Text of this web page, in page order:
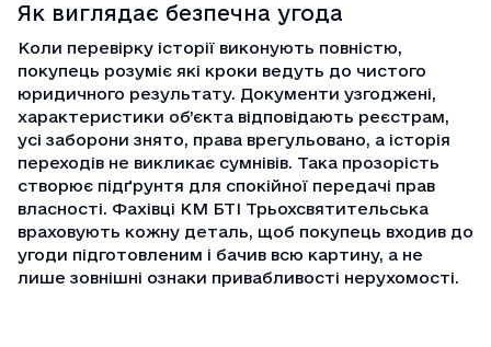
Як виглядає безпечна угода
Коли перевірку історії виконують повністю,
покупець розуміє які кроки ведуть до чистого
юридичного результату. Документи узгоджені,
характеристики об’єкта відповідають реєстрам,
усі заборони знято, права врегульовано, а історія
переходів не викликає сумнівів. Така прозорість
створює підґрунтя для спокійної передачі прав
власності. Фахівці КМ БТІ Трьохсвятительська
враховують кожну деталь, щоб покупець входив до
угоди підготовленим і бачив всю картину, а не
лише зовнішні ознаки привабливості нерухомості.